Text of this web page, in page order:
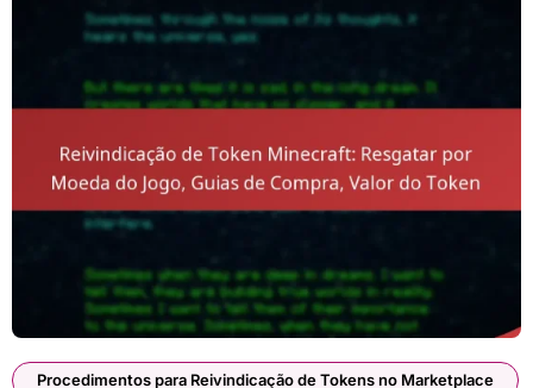
Procedimentos para Reivindicação de Tokens no Marketplace